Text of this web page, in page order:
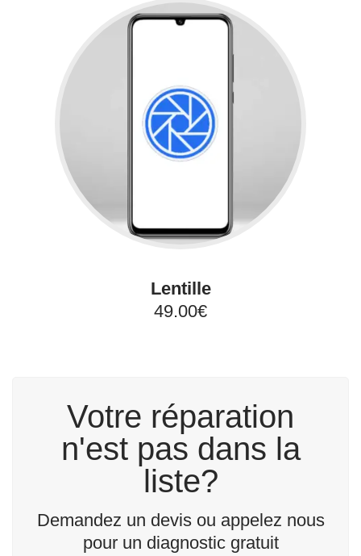
Lentille
49.00€
Votre réparation
n'est pas dans la
liste?
Demandez un devis ou appelez nous
pour un diagnostic gratuit